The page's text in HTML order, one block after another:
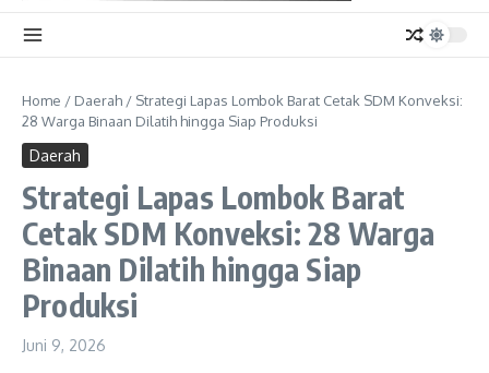
Home / Daerah / Strategi Lapas Lombok Barat Cetak SDM Konveksi:
28 Warga Binaan Dilatih hingga Siap Produksi
Daerah
Strategi Lapas Lombok Barat
Cetak SDM Konveksi: 28 Warga
Binaan Dilatih hingga Siap
Produksi
Juni 9, 2026